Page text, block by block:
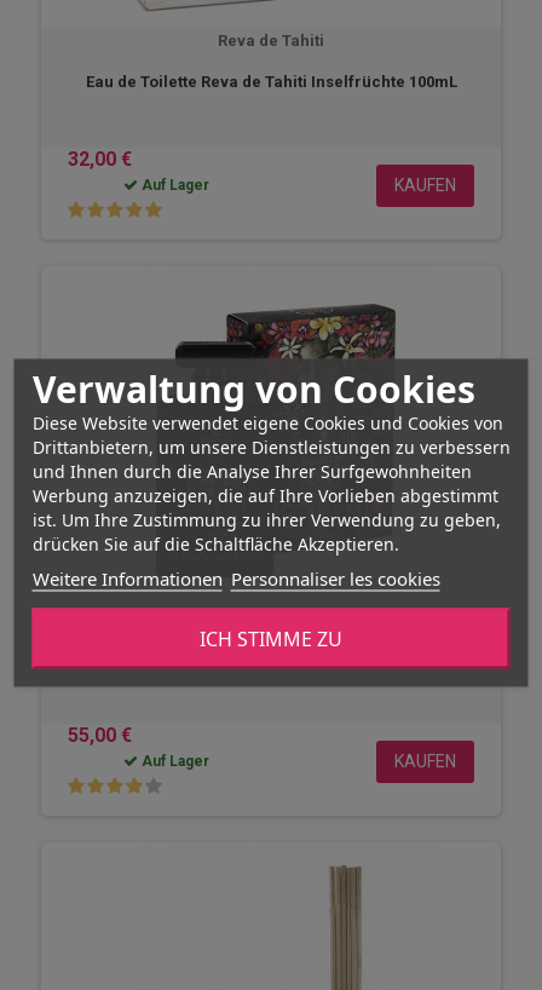
Verwaltung von Cookies
Diese Website verwendet eigene Cookies und Cookies von
Drittanbietern, um unsere Dienstleistungen zu verbessern
und Ihnen durch die Analyse Ihrer Surfgewohnheiten
Werbung anzuzeigen, die auf Ihre Vorlieben abgestimmt
ist. Um Ihre Zustimmung zu ihrer Verwendung zu geben,
drücken Sie auf die Schaltfläche Akzeptieren.
Weitere Informationen Personnaliser les cookies
ICH STIMME ZU
Reva de Tahiti
Eau de Toilette Reva de Tahiti Inselfrüchte 100mL
32,00 €
Auf Lager KAUFEN
55,00 €
Auf Lager KAUFEN